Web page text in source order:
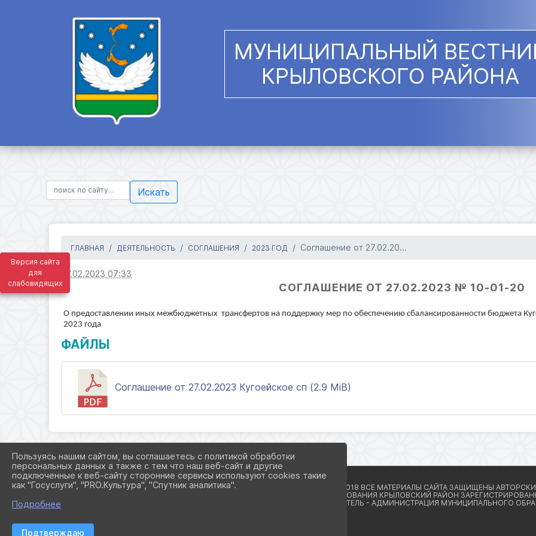
Версия сайта
для
слабовидящих
МУНИЦИПАЛЬНЫЙ
КРЫЛОВСКОГО РАЙОНА
Искать
ГЛАВНАЯ ДЕЯТЕЛЬНОСТЬ СОГЛАШЕНИЯ 2023 ГОД Соглашение от 27.02.20...
27.02.2023 07:33
СОГЛАШЕНИЕ ОТ 27.02.2023 № 10-01-20
О предоставлении иных межбюджетных трансфертов на поддержку мер по обеспечению сбалансированности бюджета
2023 года
ФАЙЛЫ
Соглашение от 27.02.2023 Кугоейское сп (2.9 MiB)
Пользуясь нашим сайтом, вы соглашаетесь с политикой обработки
персональных данных а также с тем что наш веб-сайт и другие
подключенные к веб-сайту сторонние сервисы используют cookies такие
как "Госуслуги", "PRO.Культура", "Спутник аналитика".
Подробнее
Подтверждаю